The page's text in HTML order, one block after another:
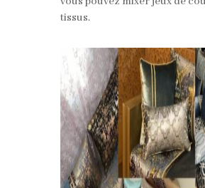
tissus.